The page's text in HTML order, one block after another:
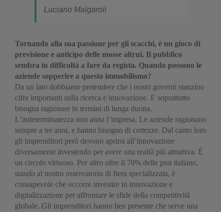
Luciano Malgaroli
Tornando alla sua passione per gli scacchi, è un gioco di
previsione e anticipo delle mosse altrui. Il pubblico
sembra in difficoltà a fare da regista. Quando possono le
aziende sopperire a questo immobilismo?
Da un lato dobbiamo pretendere che i nostri governi stanzino
cifre importanti sulla ricerca e innovazione. E soprattutto
bisogna ragionare in termini di lunga durata.
L’indeterminatezza non aiuta l’impresa. Le aziende ragionano
sempre a tre anni, e hanno bisogno di certezze. Dal canto loro
gli imprenditori però devono aprirsi all’innovazione
diversamente investendo per avere una realtà più attrattiva. È
un circolo virtuoso. Per altro oltre il 70% delle pmi italiane,
stando al nostro osservatorio di fiera specializzata, è
consapevole che occorre investire in innovazione e
digitalizzazione per affrontare le sfide della competitività
globale. Gli imprenditori hanno ben presente che serve una